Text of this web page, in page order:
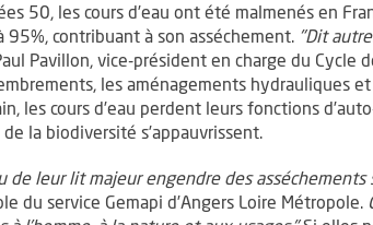
50, les cours d’eau ont été malmenés en
95%, contribuant à son asséchement. "Dit
Pavillon, vice-président en charge du
les aménagements
les cours d’eau perdent leurs fonctions
la biodiversité s’appauvrissent.
de leur lit majeur engendre des
du service Gemapi d’Angers Loire Métropole.